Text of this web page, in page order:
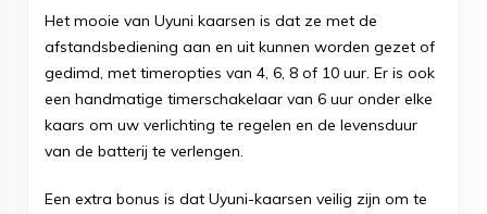
Het mooie van Uyuni kaarsen is dat ze met de
afstandsbediening aan en uit kunnen worden gezet of
gedimd, met timeropties van 4, 6, 8 of 10 uur. Er is ook
een handmatige timerschakelaar van 6 uur onder elke
kaars om uw verlichting te regelen en de levensduur
van de batterij te verlengen.
Een extra bonus is dat Uyuni-kaarsen veilig zijn om te